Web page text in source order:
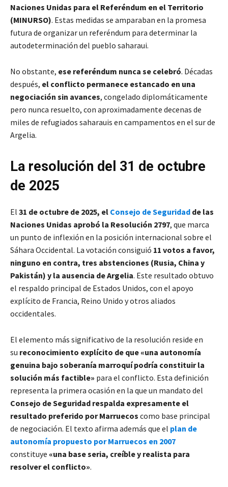
Naciones Unidas para el Referéndum en el Territorio
(MINURSO). Estas medidas se amparaban en la promesa
futura de organizar un referéndum para determinar la
autodeterminación del pueblo saharaui.
No obstante, ese referéndum nunca se celebró. Décadas
después, el conflicto permanece estancado en una
negociación sin avances, congelado diplomáticamente
pero nunca resuelto, con aproximadamente decenas de
miles de refugiados saharauis en campamentos en el sur de
Argelia.
La resolución del 31 de octubre
de 2025
El 31 de octubre de 2025, el Consejo de Seguridad de las
Naciones Unidas aprobó la Resolución 2797, que marca
un punto de inflexión en la posición internacional sobre el
Sáhara Occidental. La votación consiguió 11 votos a favor,
ninguno en contra, tres abstenciones (Rusia, China y
Pakistán) y la ausencia de Argelia. Este resultado obtuvo
el respaldo principal de Estados Unidos, con el apoyo
explícito de Francia, Reino Unido y otros aliados
occidentales.
El elemento más significativo de la resolución reside en
su reconocimiento explícito de que «una autonomía
genuina bajo soberanía marroquí podría constituir la
solución más factible» para el conflicto. Esta definición
representa la primera ocasión en la que un mandato del
Consejo de Seguridad respalda expresamente el
resultado preferido por Marruecos como base principal
de negociación. El texto afirma además que el plan de
autonomía propuesto por Marruecos en 2007
constituye «una base seria, creíble y realista para
resolver el conflicto».